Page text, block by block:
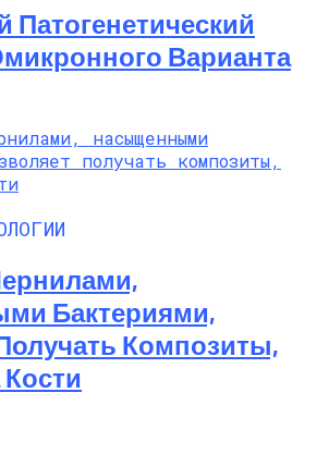
Патогенетический
Варианта
Бактериями,
Композиты,